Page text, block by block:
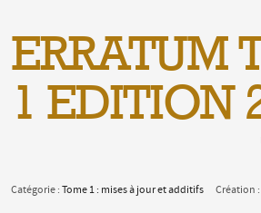
ERRATUM
1 EDITION
Catégorie : Tome 1 : mises à jour et additifs Création